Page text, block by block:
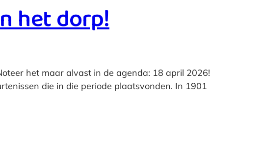
het dorp!
het maar alvast in de agenda: 18 april 2026!
die in die periode plaatsvonden. In 1901